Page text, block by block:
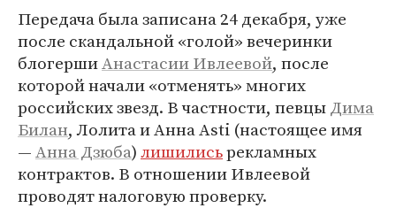
Передача была записана 24 декабря, уже
после скандальной «голой» вечеринки
блогершиАнастасии Ивлеевой, после
которой начали «отменять» многих
российских звезд. В частности, певцыДима
Билан, Лолита и Aнна Asti (настоящее имя
—Анна Дзюба)лишилисьрекламных
контрактов. В отношении Ивлеевой
проводят налоговую проверку.